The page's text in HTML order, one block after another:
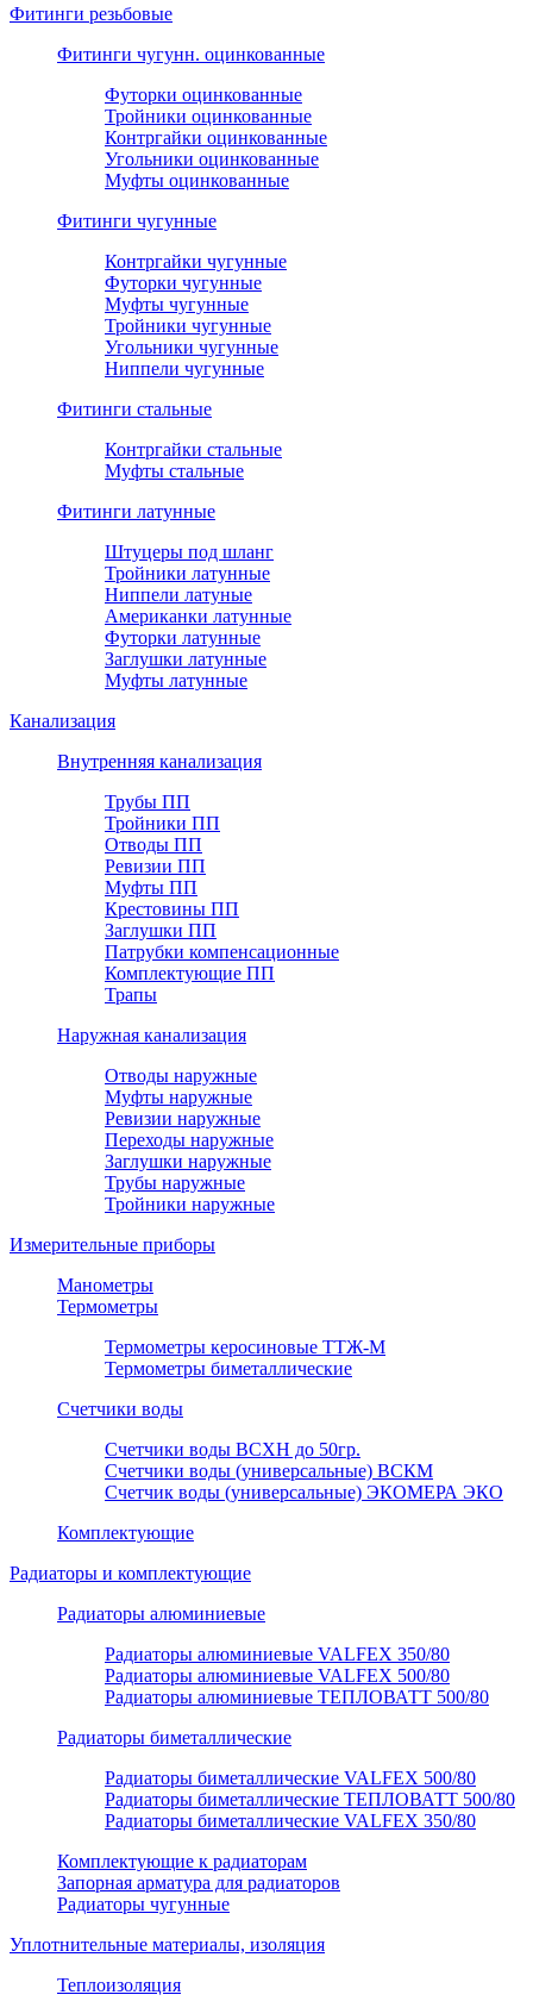
Фитинги резьбовые
Фитинги чугунн. оцинкованные
Футорки оцинкованные
Тройники оцинкованные
Контргайки оцинкованные
Угольники оцинкованные
Муфты оцинкованные
Фитинги чугунные
Контргайки чугунные
Футорки чугунные
Муфты чугунные
Тройники чугунные
Угольники чугунные
Ниппели чугунные
Фитинги стальные
Контргайки стальные
Муфты стальные
Фитинги латунные
Штуцеры под шланг
Тройники латунные
Ниппели латуные
Американки латунные
Футорки латунные
Заглушки латунные
Муфты латунные
Канализация
Внутренняя канализация
Трубы ПП
Тройники ПП
Отводы ПП
Ревизии ПП
Муфты ПП
Крестовины ПП
Заглушки ПП
Патрубки компенсационные
Комплектующие ПП
Трапы
Наружная канализация
Отводы наружные
Муфты наружные
Ревизии наружные
Переходы наружные
Заглушки наружные
Трубы наружные
Тройники наружные
Измерительные приборы
Манометры
Термометры
Термометры керосиновые ТТЖ-М
Термометры биметаллические
Счетчики воды
Счетчики воды ВСХН до 50гр.
Счетчики воды (универсальные) ВСКМ
Счетчик воды (универсальные) ЭКОМЕРА ЭКО
Комплектующие
Радиаторы и комплектующие
Радиаторы алюминиевые
Радиаторы алюминиевые VALFEX 350/80
Радиаторы алюминиевые VALFEX 500/80
Радиаторы алюминиевые ТЕПЛОВАТТ 500/80
Радиаторы биметаллические
Радиаторы биметаллические VALFEX 500/80
Радиаторы биметаллические ТЕПЛОВАТТ 500/80
Радиаторы биметаллические VALFEX 350/80
Комплектующие к радиаторам
Запорная арматура для радиаторов
Радиаторы чугунные
Уплотнительные материалы, изоляция
Теплоизоляция